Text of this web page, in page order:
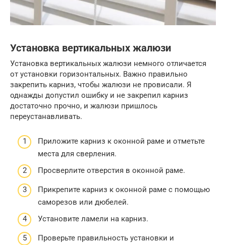
Установка вертикальных жалюзи
Установка вертикальных жалюзи немного отличается
от установки горизонтальных. Важно правильно
закрепить карниз, чтобы жалюзи не провисали. Я
однажды допустил ошибку и не закрепил карниз
достаточно прочно, и жалюзи пришлось
переустанавливать.
Приложите карниз к оконной раме и отметьте
места для сверления.
Просверлите отверстия в оконной раме.
Прикрепите карниз к оконной раме с помощью
саморезов или дюбелей.
Установите ламели на карниз.
Проверьте правильность установки и